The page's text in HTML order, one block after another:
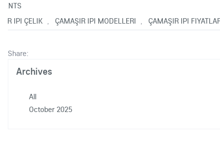
IPI ÇELIK
ÇAMAŞIR IPI MODELLERI ÇAMAŞIR IPI
Share:
Archives
All
October 2025